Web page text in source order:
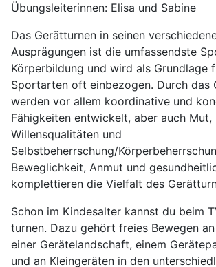
Übungsleiterinnen: Elisa und Sabine
Das Gerätturnen in seinen
Ausprägungen ist die umfassendste
Körperbildung und wird als Grundlage
Sportarten oft einbezogen. Durch das
werden vor allem koordinative und
Fähigkeiten entwickelt, aber auch Mut,
Willensqualitäten und
Selbstbeherrschung/
Beweglichkeit, Anmut und
komplettieren die Vielfalt des
Schon im Kindesalter kannst du beim
turnen. Dazu gehört freies Bewegen
einer Gerätelandschaft, einem
und an Kleingeräten in den